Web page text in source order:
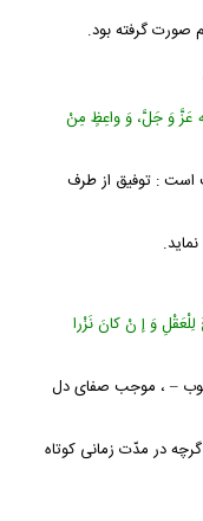
صورت گرفته بود.
عَزَّ وَ جَلَّ، وَ واعِظٍ مِنْ
است : توفیق از طرف
لِلْعَقْلِ وَ إ نْ كانَ نَزْرا
خوب – ، موجب صفاى دل
در مدّت زمانى كوتاه